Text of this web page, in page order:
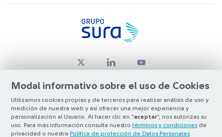
Modal informativo sobre el uso de Cookies
Utilizamos cookies propias y de terceros para realizar análisis de uso y
medición de nuestra web y así ofrecer una mejor experiencia y
personalización al Usuario. Al hacer clic en “aceptar”, nos autorizas su
uso. Para más información consulta nuestro términos y condiciones de
privacidad o nuestra Política de protección de Datos Personales
© Copyright Grupo SURA 2026